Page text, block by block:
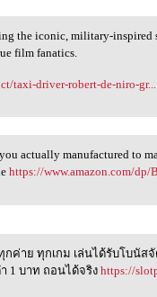
the iconic, military-
film fanatics.
taxi-driver-robert-de-niro-gr...
actually manufactured to
https://www.amazon.com/dp/
กค่าย ทุกเกม เล่นได้รับโบนัส
1 บาท ถอนได้จริงhttps://